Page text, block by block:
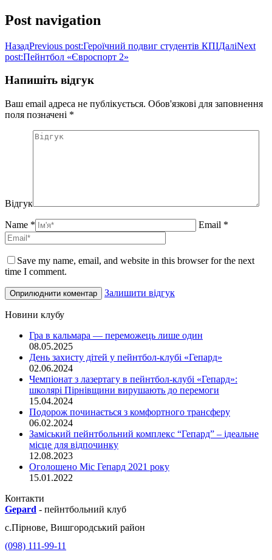
Post navigation
НазадPrevious post:Героїчний подвиг студентів КПІДаліNext
post:Пейнтбол «Євроспорт 2»
Напишіть відгук
Ваш email адреса не публікується. Обов'язкові для заповнення
поля позначені *
Відгук
Name * Email *
Save my name, email, and website in this browser for the next
time I comment.
Залишити відгук
Новини клубу
Гра в кальмара — переможець лише один
08.05.2025
День захисту дітей у пейнтбол-клубі «Гепард»
02.06.2024
Чемпіонат з лазертагу в пейнтбол-клубі «Гепард»:
школярі Пірнівщини вирушають до перемоги
15.04.2024
Подорож починається з комфортного трансферу
06.02.2024
Заміський пейнтбольний комплекс “Гепард” – ідеальне
місце для відпочинку
12.08.2023
Оголошено Міс Гепард 2021 року
15.01.2022
Контакти
Gepard - пейнтбольний клуб
с.Пірнове, Вишгородський район
(098) 111-99-11